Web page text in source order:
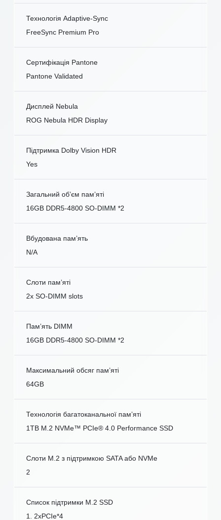
Технологія Adaptive-Sync
FreeSync Premium Pro
Сертифікація Pantone
Pantone Validated
Дисплей Nebula
ROG Nebula HDR Display
Підтримка Dolby Vision HDR
Yes
Загальний об’єм пам’яті
16GB DDR5-4800 SO-DIMM *2
Вбудована пам’ять
N/A
Слоти пам’яті
2x SO-DIMM slots
Пам’ять DIMM
16GB DDR5-4800 SO-DIMM *2
Максимальний обсяг пам’яті
64GB
Технологія багатоканальної пам’яті
1TB M.2 NVMe™ PCIe® 4.0 Performance SSD
Слоти M.2 з підтримкою SATA або NVMe
2
Список підтримки M.2 SSD
1. 2xPCIe*4